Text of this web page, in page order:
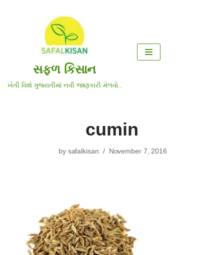
સફળ કિસાન
ખેતી વિશે ગુજરાતીમાં નવી જાણકારી મેળવો..
cumin
by safalkisan November 7, 2016